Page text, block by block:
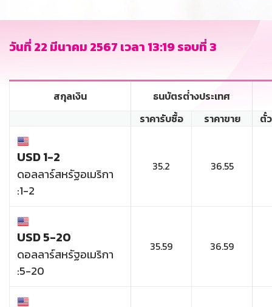
GSB Society
วันที่ 22 มีนาคม 2567 เวลา 13:19 รอบที่ 3
สกุลเงิน
ธนบัตรต่่างประเทศ
ราคารับซื้อ
ราคาขาย ตั๋
USD 1-2
ดอลลาร์สหรัฐอเมริกา
:1-2
35.2 36.55
USD 5-20
ดอลลาร์สหรัฐอเมริกา
:5-20
35.59 36.59